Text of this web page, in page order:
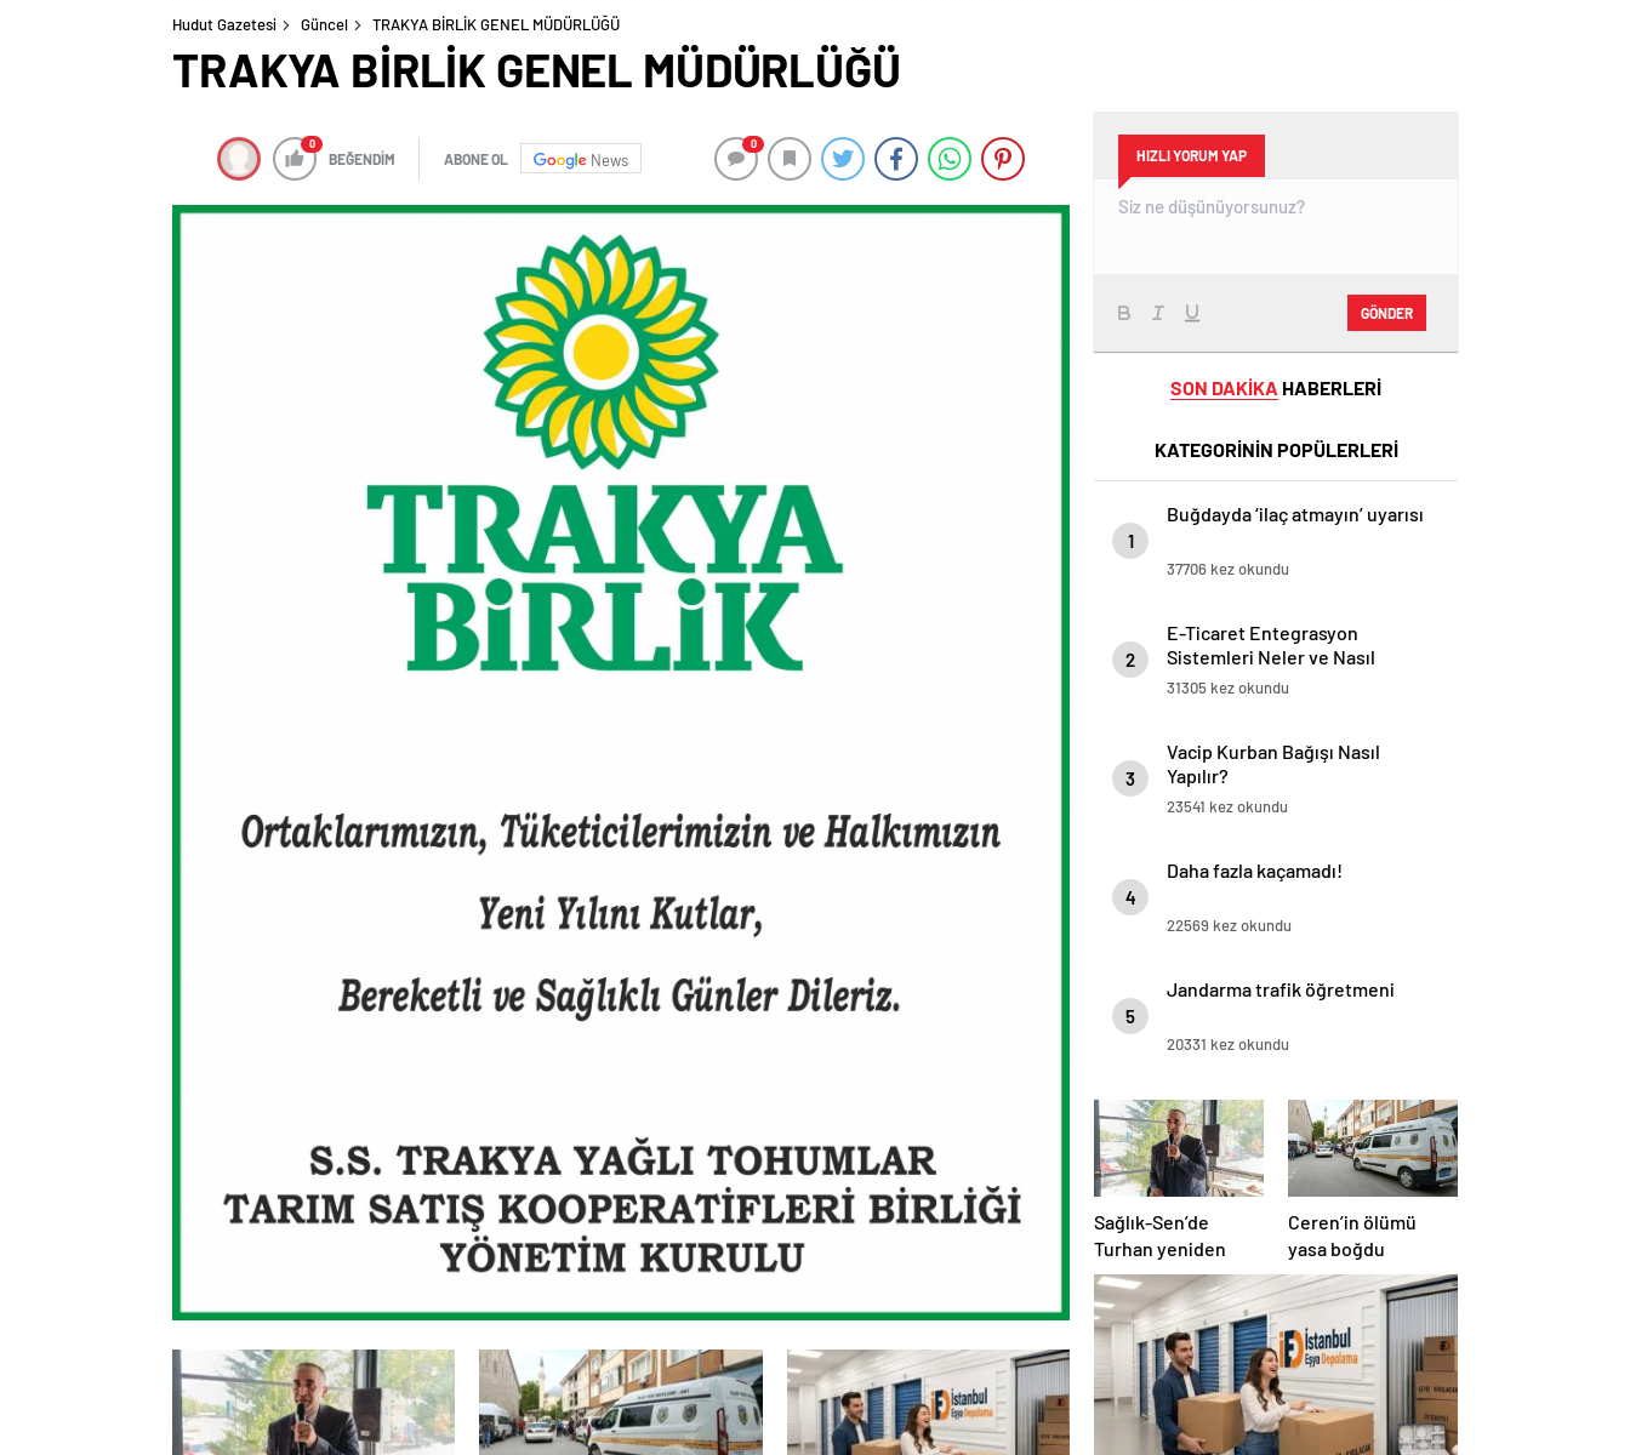
Hudut Gazetesi Güncel TRAKYA BİRLİK GENEL MÜDÜRLÜĞÜ
TRAKYA BİRLİK GENEL MÜDÜRLÜĞÜ
0
BEĞENDİM ABONE OL News
0
HIZLI YORUM YAP
GÖNDER
SON DAKİKA HABERLERİ
KATEGORİNİN POPÜLERLERİ
1
Buğdayda ‘ilaç atmayın’ uyarısı
37706 kez okundu
2
E-Ticaret Entegrasyon
Sistemleri Neler ve Nasıl
Yapılır?
31305 kez okundu
3
Vacip Kurban Bağışı Nasıl
Yapılır?
23541 kez okundu
4
Daha fazla kaçamadı!
22569 kez okundu
5
Jandarma trafik öğretmeni
20331 kez okundu
Sağlık-Sen’de
Turhan yeniden
Ceren’in ölümü
yasa boğdu